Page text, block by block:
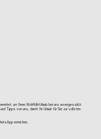
um Ihren Wohlfühl-Urlaub bei uns unvergesslich
Tipps von uns, damit Ihr Urlaub für Sie zur vollsten
erreichen.